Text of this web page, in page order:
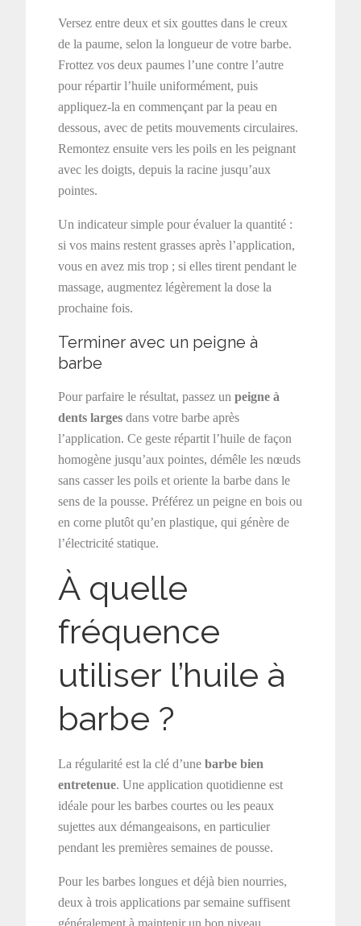
Versez entre deux et six gouttes dans le creux
de la paume, selon la longueur de votre barbe.
Frottez vos deux paumes l’une contre l’autre
pour répartir l’huile uniformément, puis
appliquez-la en commençant par la peau en
dessous, avec de petits mouvements circulaires.
Remontez ensuite vers les poils en les peignant
avec les doigts, depuis la racine jusqu’aux
pointes.
Un indicateur simple pour évaluer la quantité :
si vos mains restent grasses après l’application,
vous en avez mis trop ; si elles tirent pendant le
massage, augmentez légèrement la dose la
prochaine fois.
Terminer avec un peigne à
barbe
Pour parfaire le résultat, passez unpeigne à
dents larges dans votre barbe après
l’application. Ce geste répartit l’huile de façon
homogène jusqu’aux pointes, démêle les nœuds
sans casser les poils et oriente la barbe dans le
sens de la pousse. Préférez un peigne en bois ou
en corne plutôt qu’en plastique, qui génère de
l’électricité statique.
À quelle
fréquence
utiliser l’huile à
barbe ?
La régularité est la clé d’unebarbe bien
entretenue. Une application quotidienne est
idéale pour les barbes courtes ou les peaux
sujettes aux démangeaisons, en particulier
pendant les premières semaines de pousse.
Pour les barbes longues et déjà bien nourries,
deux à trois applications par semaine suffisent
généralement à maintenir un bon niveau